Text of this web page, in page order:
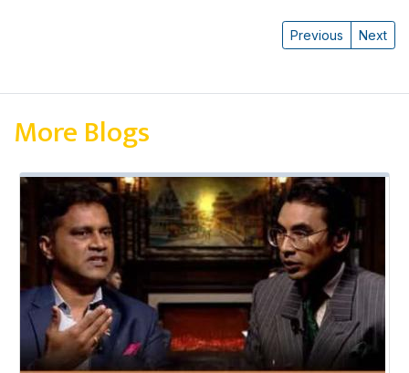
Previous Next
More Blogs